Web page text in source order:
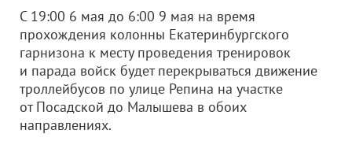
С 19:00 6 мая до 6:00 9 мая на время
прохождения колонны Екатеринбургского
гарнизона к месту проведения тренировок
и парада войск будет перекрываться движение
троллейбусов по улице Репина на участке
от Посадской до Малышева в обоих
направлениях.